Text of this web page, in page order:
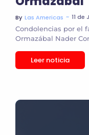
By Las Americas ~ 11 de
Condolencias por el
Ormazábal Nader
Leer noticia